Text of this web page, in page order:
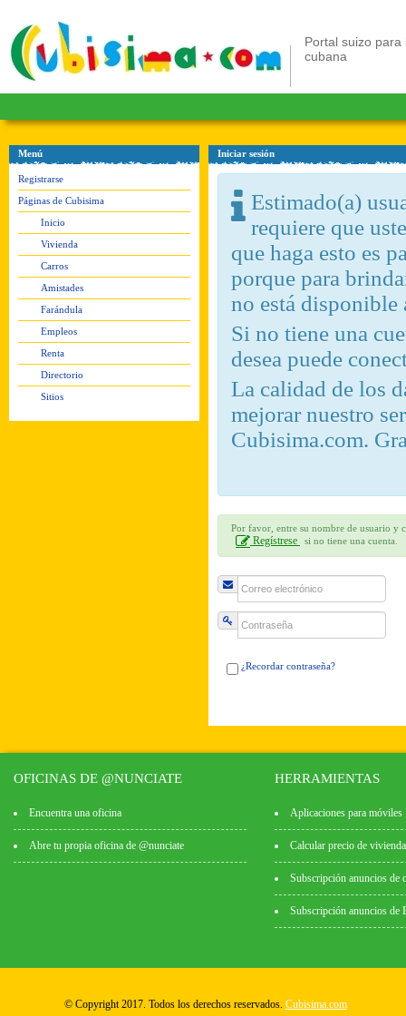
Portal suizo para
cubana
Menú
Registrarse
Páginas de Cubisima
Inicio
Vivienda
Carros
Amistades
Farándula
Empleos
Renta
Directorio
Sitios
Iniciar sesión
Estimado(a)
requiere que
que haga esto es
porque para
no está disponible
Si no tiene una
desea puede
La calidad de los
mejorar nuestro
Cubisima.com.
Por favor, entre su nombre de usuario y
Regístrese si no tiene una cuenta.
¿Recordar contraseña?
OFICINAS DE @NUNCIATE
Encuentra una oficina
Abre tu propia oficina de @nunciate
HERRAMIENTAS
Aplicaciones para móviles
Calcular precio de vivienda
Subscripción anuncios de
Subscripción anuncios de
© Copyright 2017. Todos los derechos reservados. Cubisima.com